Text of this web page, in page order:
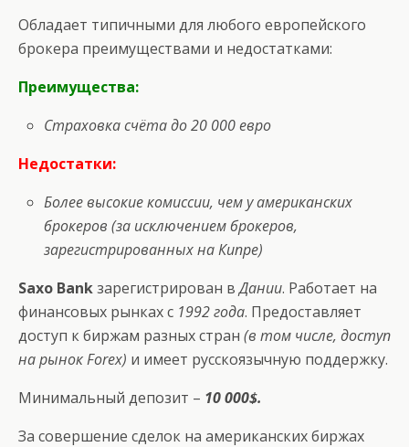
Обладает типичными для любого европейского
брокера преимуществами и недостатками:
Преимущества:
Страховка счёта до 20 000 евро
Недостатки:
Более высокие комиссии, чем у американских
брокеров (за исключением брокеров,
зарегистрированных на Кипре)
Saxo Bankзарегистрирован вДании. Работает на
финансовых рынках с 1992 года. Предоставляет
доступ к биржам разных стран (в том числе, доступ
на рынок Forex) и имеет русскоязычную поддержку.
Минимальный депозит – 10 000$.
За совершение сделок на американских биржах